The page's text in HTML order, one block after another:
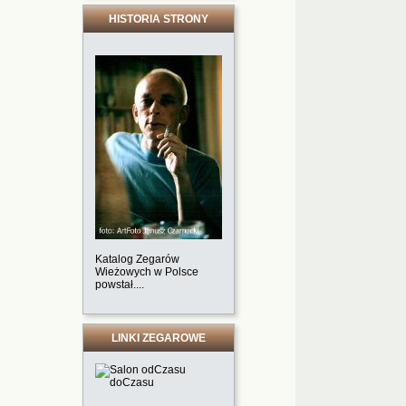
HISTORIA STRONY
Katalog Zegarów
Wieżowych w Polsce
powstał....
LINKI ZEGAROWE